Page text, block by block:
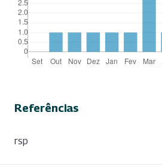
Referências
rsp